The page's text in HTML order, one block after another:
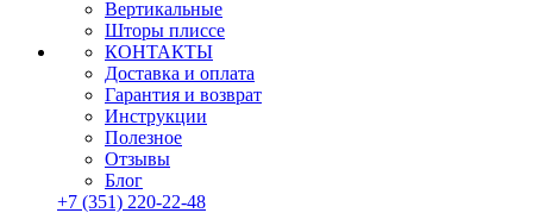
Вертикальные
Шторы плиссе
КОНТАКТЫ
Доставка и оплата
Гарантия и возврат
Инструкции
Полезное
Отзывы
Блог
+7 (351) 220-22-48